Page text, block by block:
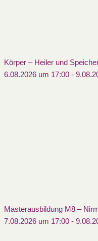
Körper – Heiler und
6.08.2026 um 17:00-
Masterausbildung M8 –
7.08.2026 um 17:00-